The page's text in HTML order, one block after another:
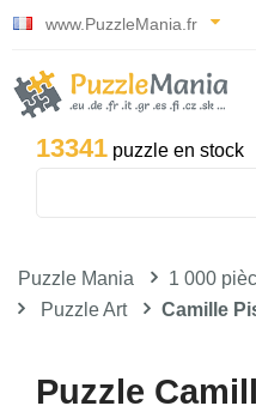
www.PuzzleMania.fr
13341 puzzle en stock
Puzzle Mania 1 000
Puzzle Art
Camille
Puzzle